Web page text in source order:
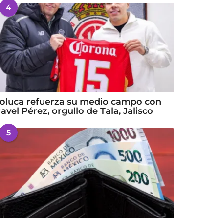
4
refuerza su medio campo con
Pérez, orgullo de Tala, Jalisco
5